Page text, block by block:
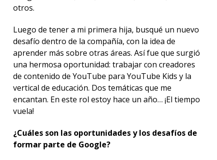
otros.
Luego de tener a mi primera hija, busqué un nuevo
desafío dentro de la compañía, con la idea de
aprender más sobre otras áreas. Así fue que surgió
una hermosa oportunidad: trabajar con creadores
de contenido de YouTube para YouTube Kids y la
vertical de educación. Dos temáticas que me
encantan. En este rol estoy hace un año… ¡El tiempo
vuela!
¿Cuáles son las oportunidades y los desafíos de
formar parte de Google?